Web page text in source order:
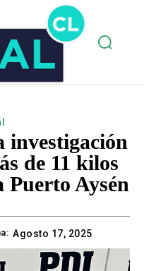
investigación
de 11 kilos
Puerto Aysén
Agosto 17, 2025